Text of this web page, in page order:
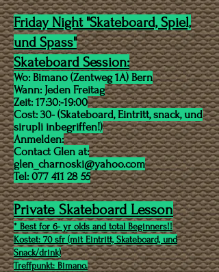
Friday Night "Skateboard, Spiel,
und Spass"
Skateboard Session:
Wo: Bimano (Zentweg 1A) Bern
Wann: Jeden Freitag
Zeit: 17:30:-19:00
Cost: 30- (Skateboard, Eintritt, snack, und
sirupli inbegriffen!)
Anmelden:
Contact Glen at:
glen_charnoski@yahoo.com
Tel: 077 411 28 55
Private Skateboard Lesson
* Best for 6- yr olds and total Beginners!!
Kostet: 70 sfr (mit Eintritt, Skateboard, und
Snack/drink)
Treffpunkt: Bimano.